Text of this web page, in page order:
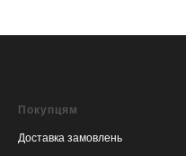
Покупцям
Доставка замовлень